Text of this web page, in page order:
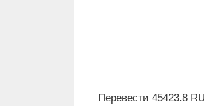
Перевести 45423.8